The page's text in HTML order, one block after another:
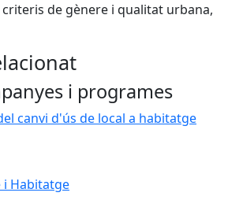
de gènere i qualitat urbana,
i programes
canvi d'ús de local a habitatge
i Habitatge